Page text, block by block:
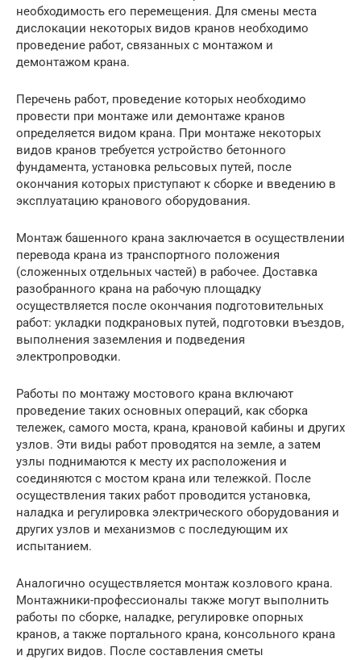
необходимость его перемещения. Для смены места
дислокации некоторых видов кранов необходимо
проведение работ, связанных с монтажом и
демонтажом крана.
Перечень работ, проведение которых необходимо
провести при монтаже или демонтаже кранов
определяется видом крана. При монтаже некоторых
видов кранов требуется устройство бетонного
фундамента, установка рельсовых путей, после
окончания которых приступают к сборке и введению в
эксплуатацию кранового оборудования.
Монтаж башенного крана заключается в осуществлении
перевода крана из транспортного положения
(сложенных отдельных частей) в рабочее. Доставка
разобранного крана на рабочую площадку
осуществляется после окончания подготовительных
работ: укладки подкрановых путей, подготовки въездов,
выполнения заземления и подведения
электропроводки.
Работы по монтажу мостового крана включают
проведение таких основных операций, как сборка
тележек, самого моста, крана, крановой кабины и других
узлов. Эти виды работ проводятся на земле, а затем
узлы поднимаются к месту их расположения и
соединяются с мостом крана или тележкой. После
осуществления таких работ проводится установка,
наладка и регулировка электрического оборудования и
других узлов и механизмов с последующим их
испытанием.
Аналогично осуществляется монтаж козлового крана.
Монтажники-профессионалы также могут выполнить
работы по сборке, наладке, регулировке опорных
кранов, а также портального крана, консольного крана
и других видов. После составления сметы